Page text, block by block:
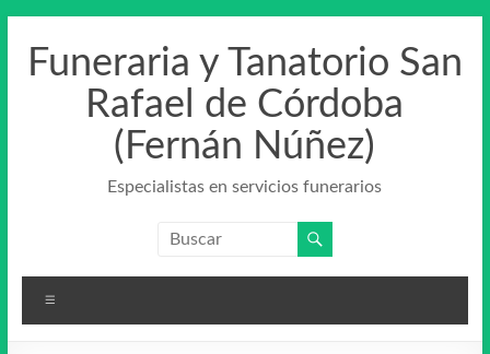
contenido
Funeraria y Tanatorio San
Rafael de Córdoba
(Fernán Núñez)
Especialistas en servicios funerarios